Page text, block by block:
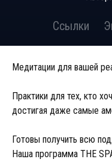
Ссылки
Медитации для вашей
Практики для тех, кто
достигая даже самые
Готовы получить всю
Наша программа THE